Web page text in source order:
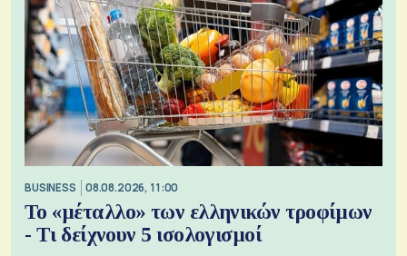
BUSINESS 08.08.2026, 11:00
Το «μέταλλο» των ελληνικών τροφίμων
- Τι δείχνουν 5 ισολογισμοί